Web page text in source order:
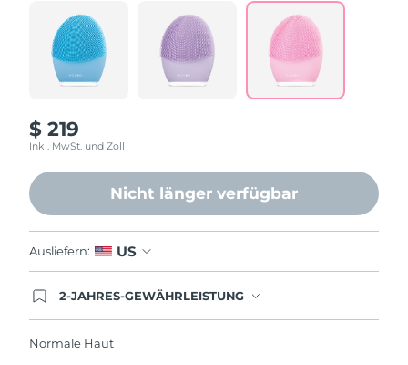
derselben
Seite.
$ 219
Inkl. MwSt. und Zoll
Nicht länger verfügbar
Ausliefern: US
2-JAHRES-GEWÄHRLEISTUNG
innerhalb eines Jahres ab Kaufdatum Anlass zur
Normale Haut